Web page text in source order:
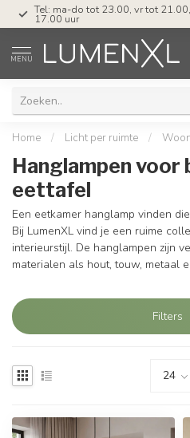
Tel: ma-do tot 23.00, vr tot
17.00 uur
MENU
Home / Licht per ruimte /
Hanglampen voor
eettafel
Een eetkamer hanglamp vinden
Bij LumenXL vind je een ruime
interieurstijl. De hanglampen zijn
materialen als hout, touw, metaal
Filters